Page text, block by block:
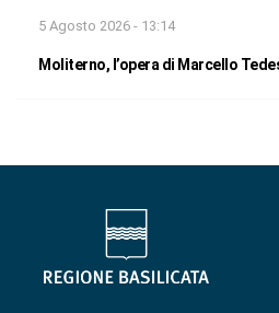
5 Agosto 2026 - 13:14
Moliterno, l’opera di Marcello